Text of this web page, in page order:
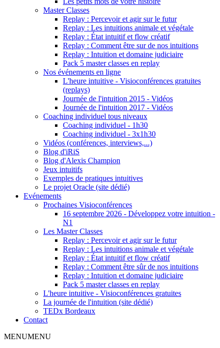
Master Classes
Replay : Percevoir et agir sur le futur
Replay : Les intuitions animale et végétale
Replay : État intuitif et flow créatif
Replay : Comment être sur de nos intuitions
Replay : Intuition et domaine judiciaire
Pack 5 master classes en replay
Nos événements en ligne
L'heure intuitive - Visioconférences gratuites
(replays)
Journée de l'intuition 2015 - Vidéos
Journée de l'intuition 2017 - Vidéos
Coaching individuel tous niveaux
Coaching individuel - 1h30
Coaching individuel - 3x1h30
Vidéos (conférences, interviews,...)
Blog d'iRiS
Blog d'Alexis Champion
Jeux intuitifs
Exemples de pratiques intuitives
Le projet Oracle (site dédié)
Evénements
Prochaines Visioconférences
16 septembre 2026 - Développez votre intuition -
N1
Les Master Classes
Replay : Percevoir et agir sur le futur
Replay : Les intuitions animale et végétale
Replay : État intuitif et flow créatif
Replay : Comment être sûr de nos intuitions
Replay : Intuition et domaine judiciaire
Pack 5 master classes en replay
L'heure intuitive - Visioconférences gratuites
La journée de l'intuition (site dédié)
TEDx Bordeaux
Contact
MENUMENU